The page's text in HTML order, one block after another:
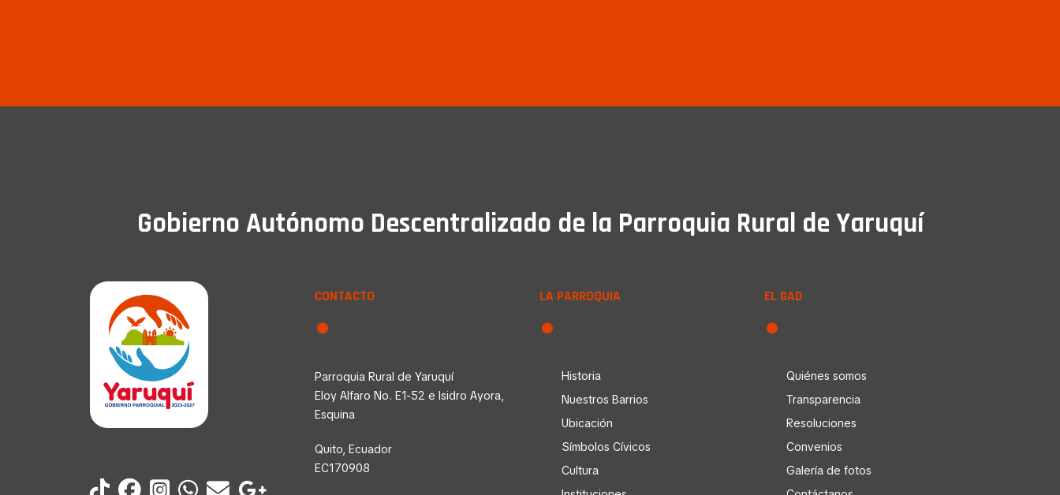
Gobierno Autónomo Descentralizado de la Parroquia Rural de Yaruquí
CONTACTO
Parroquia Rural de Yaruquí
Eloy Alfaro No. E1-52 e Isidro Ayora,
Esquina
Quito, Ecuador
EC170908
LA PARROQUIA
Historia
Nuestros Barrios
Ubicación
Símbolos Cívicos
Cultura
EL GAD
Quiénes somos
Transparencia
Resoluciones
Convenios
Galería de fotos